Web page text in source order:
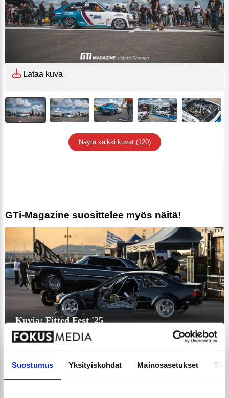
Suostumus Yksityiskohdat Mainosasetukset
Lataa kuva
Näytä kaikki kuvat (120)
GTi-Magazine suosittelee myös näitä!
Kuvia: Fitted Fest '25
28.8.2025